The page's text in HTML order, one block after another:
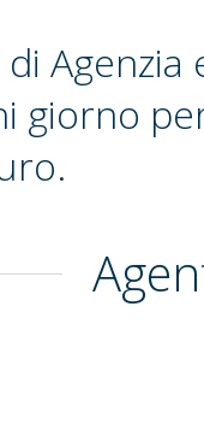
Agenzia
giorno